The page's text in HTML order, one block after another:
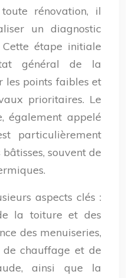
rénovation, il
un diagnostic
étape initiale
général de la
les points faibles et
prioritaires. Le
également appelé
particulièrement
souvent de
aspects clés :
la toiture et des
des menuiseries,
de chauffage et de
ainsi que la